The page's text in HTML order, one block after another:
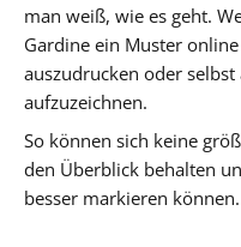
man weiß, wie es geht.
Gardine ein Muster
auszudrucken oder
aufzuzeichnen.
So können sich keine
den Überblick behalten
besser markieren können.